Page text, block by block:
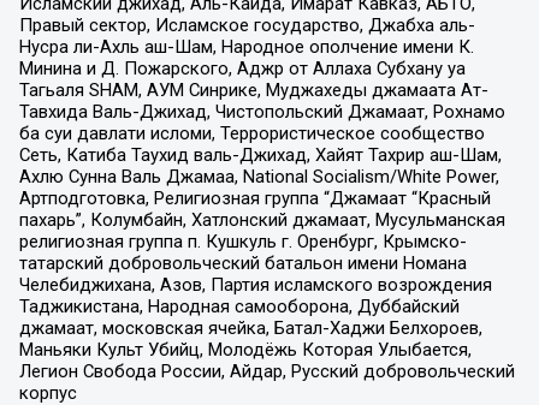
Правый сектор, Исламское государство, Джабха аль-
Нусра ли-Ахль аш-Шам, Народное ополчение имени К.
Минина и Д. Пожарского, Аджр от Аллаха Субхану уа
Тагьаля SHAM, АУМ Синрике, Муджахеды джамаата Ат-
Тавхида Валь-Джихад, Чистопольский Джамаат, Рохнамо
ба суи давлати исломи, Террористическое сообщество
Сеть, Катиба Таухид валь-Джихад, Хайят Тахрир аш-Шам,
Ахлю Сунна Валь Джамаа, National Socialism/White Power,
Артподготовка, Религиозная группа “Джамаат “Красный
пахарь”, Колумбайн, Хатлонский джамаат, Мусульманская
религиозная группа п. Кушкуль г. Оренбург, Крымско-
татарский добровольческий батальон имени Номана
Челебиджихана, Азов, Партия исламского возрождения
Таджикистана, Народная самооборона, Дуббайский
джамаат, московская ячейка, Батал-Хаджи Белхороев,
Маньяки Культ Убийц, Молодёжь Которая Улыбается,
Легион Свобода России, Айдар, Русский добровольческий
корпус